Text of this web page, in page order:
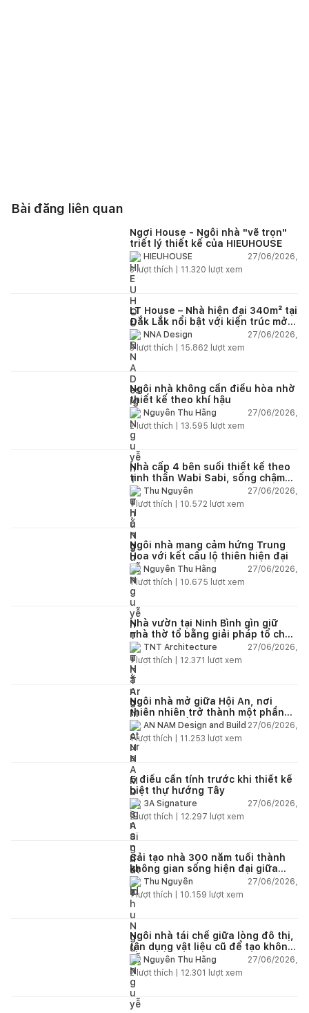
Bài đăng liên quan
Ngơi House - Ngôi nhà "vẽ trọn"
triết lý thiết kế của HIEUHOUSE
HIEUHOUSE
27/06/2026,
3lượt thích | 11.320 lượt xem
LT House – Nhà hiện đại 340m² tại
Đắk Lắk nổi bật với kiến trúc mở
và hệ sân vườn kết nối thiên
nhiên
NNA Design
27/06/2026,
3lượt thích | 15.862 lượt xem
Ngôi nhà không cần điều hòa nhờ
thiết kế theo khí hậu
Nguyễn Thu Hằng
27/06/2026,
2lượt thích | 13.595 lượt xem
Nhà cấp 4 bên suối thiết kế theo
tinh thần Wabi Sabi, sống chậm
giữa thiên nhiên
Thu Nguyễn
27/06/2026,
1lượt thích | 10.572 lượt xem
Ngôi nhà mang cảm hứng Trung
Hoa với kết cấu lộ thiên hiện đại
Nguyễn Thu Hằng
27/06/2026,
1lượt thích | 10.675 lượt xem
Nhà vườn tại Ninh Bình gìn giữ
nhà thờ tổ bằng giải pháp tổ chức
lại không gian
TNT Architecture
27/06/2026,
1lượt thích | 12.371 lượt xem
Ngôi nhà mở giữa Hội An, nơi
thiên nhiên trở thành một phần
của cuộc sống
AN NAM Design and Build 27/06/2026,
1lượt thích | 11.253 lượt xem
5 điều cần tính trước khi thiết kế
biệt thự hướng Tây
3A Signature
27/06/2026,
2lượt thích | 12.297 lượt xem
Cải tạo nhà 300 năm tuổi thành
không gian sống hiện đại giữa
thiên nhiên
Thu Nguyễn
27/06/2026,
1lượt thích | 10.159 lượt xem
Ngôi nhà tái chế giữa lòng đô thị,
tận dụng vật liệu cũ để tạo không
gian sống linh hoạt
Nguyễn Thu Hằng
27/06/2026,
2lượt thích | 12.301 lượt xem